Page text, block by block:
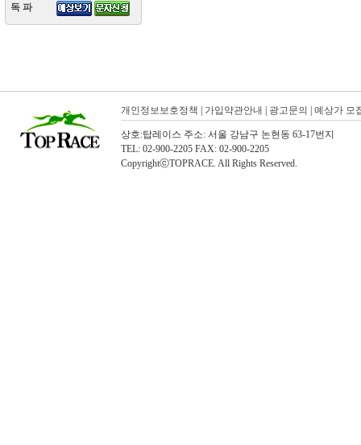
독 파
개인정보보호정책 가입약관안내 광고문의 예상가 모
상호:탑레이스 주소: 서울 강남구 논현동 63-17번지
TEL: 02-900-2205 FAX: 02-900-2205
CopyrightⓒTOPRACE. All Rights Reserved.